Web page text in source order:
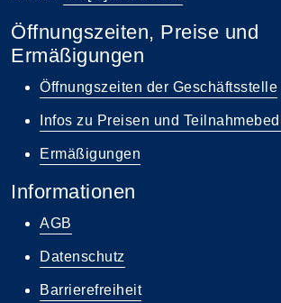
Öffnungszeiten, Preise und
Ermäßigungen
Öffnungszeiten der Geschäftsstelle
Infos zu Preisen und
Ermäßigungen
Informationen
AGB
Datenschutz
Barrierefreiheit